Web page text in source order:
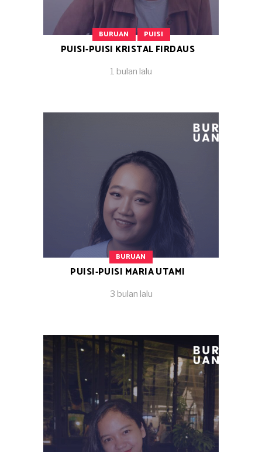
BURUAN PUISI
PUISI-PUISI KRISTAL FIRDAUS
1 bulan lalu
BURUAN
PUISI-PUISI MARIA UTAMI
3 bulan lalu